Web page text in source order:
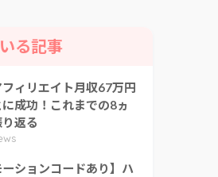
る記事
フィリエイト月収67万円
成功！これまでの8ヵ
返る
ーションコードあり】ハ